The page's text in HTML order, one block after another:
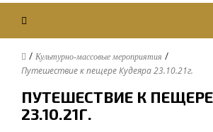
/ Культурно-массовые мероприятия /
Путешествие к пещере Кудеяра 23.10.21г.
ПУТЕШЕСТВИЕ К
23.10.21Г.